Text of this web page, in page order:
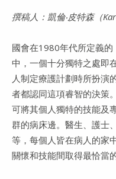
醫療服務
撰稿人：凱倫‧皮特森（
國會在1980年代所定義的
中，一個十分獨特之處即
人制定療護計劃時所扮演
者都認同這項睿智的決策
可將其個人獨特的技能及
群的病床邊。醫生、護士
等，每個人皆在病人的家
關懷和技能間取得最恰當